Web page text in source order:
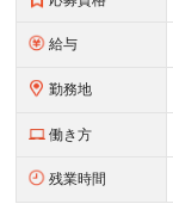
給与
勤務地
働き方
残業時間